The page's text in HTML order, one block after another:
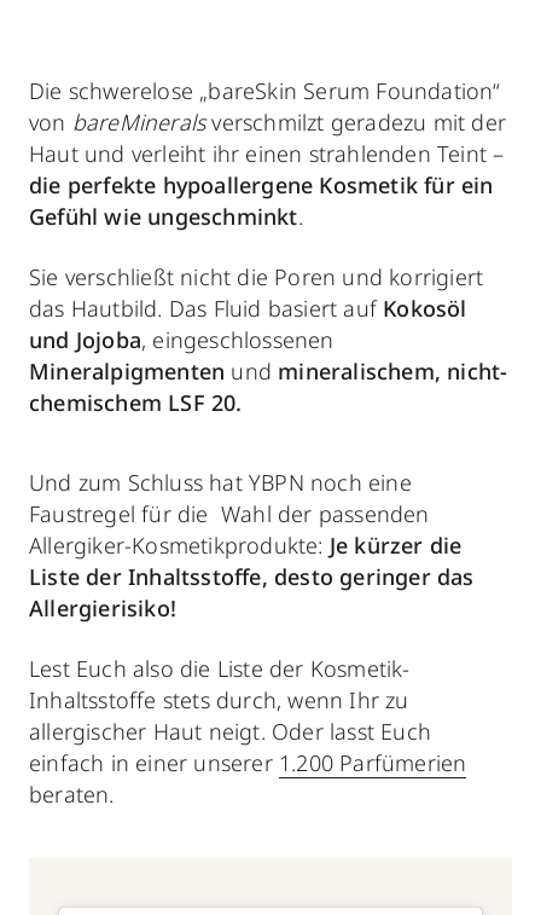
Die schwerelose „bareSkin Serum Foundation“
von bareMineralsverschmilzt geradezu mit der
Haut und verleiht ihr einen strahlenden Teint –
die perfekte hypoallergene Kosmetik für ein
Gefühl wie ungeschminkt.
Sie verschließt nicht die Poren und korrigiert
das Hautbild. Das Fluid basiert auf Kokosöl
und Jojoba, eingeschlossenen
Mineralpigmenten und mineralischem, nicht-
chemischem LSF 20.
Und zum Schluss hat YBPN noch eine
Faustregel für die Wahl der passenden
Allergiker-Kosmetikprodukte: Je kürzer die
Liste der Inhaltsstoffe, desto geringer das
Allergierisiko!
Lest Euch also die Liste der Kosmetik-
Inhaltsstoffe stets durch, wenn Ihr zu
allergischer Haut neigt. Oder lasst Euch
einfach in einer unserer 1.200 Parfümerien
beraten.